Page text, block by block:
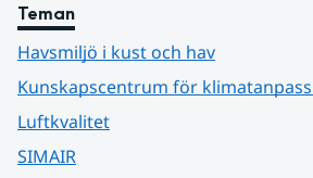
Teman
Havsmiljö i kust och hav
Kunskapscentrum för
Luftkvalitet
SIMAIR